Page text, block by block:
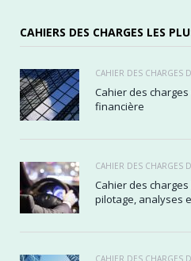
CAHIERS DES CHARGES LES
CAHIER DES CHARGES
Cahier des
financière
CAHIER DES CHARGES
Cahier des
pilotage, analyses
CAHIER DES CHARGES